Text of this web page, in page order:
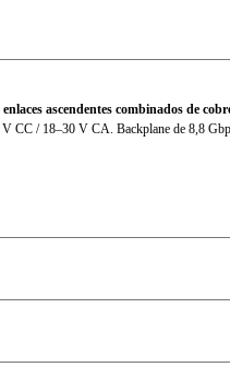
CE, FCC, UL
enlaces ascendentes combinados de
CC / 18–30 V CA. Backplane de 8,8